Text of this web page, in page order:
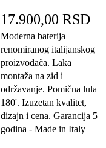
17.900,00 RSD
Moderna baterija
renomiranog italijanskog
proizvođača. Laka
montaža na zid i
održavanje. Pomična lula
180'. Izuzetan kvalitet,
dizajn i cena. Garancija 5
godina - Made in Italy